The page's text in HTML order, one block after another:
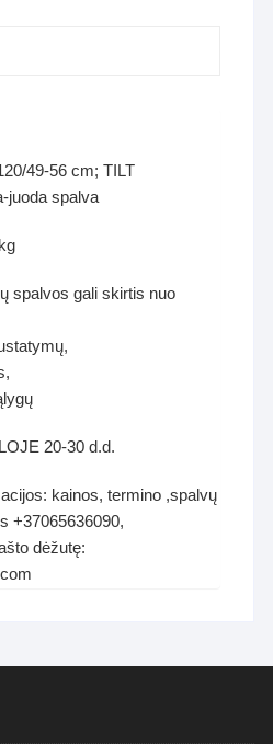
49-56 cm; TILT
juoda spalva
spalvos gali skirtis nuo
20-30 d.d.
kainos, termino ,spalvų
+37065636090,
dėžutę: